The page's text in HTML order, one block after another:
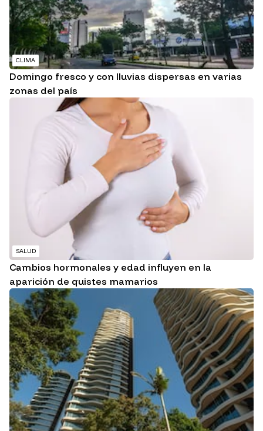
CLIMA
Domingo fresco y con lluvias dispersas en varias
zonas del país
SALUD
Cambios hormonales y edad influyen en la
aparición de quistes mamarios